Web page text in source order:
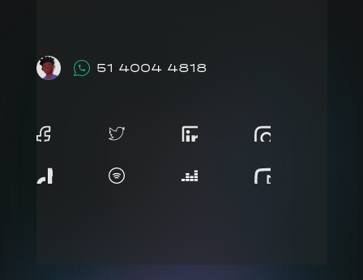
51 4004 4818